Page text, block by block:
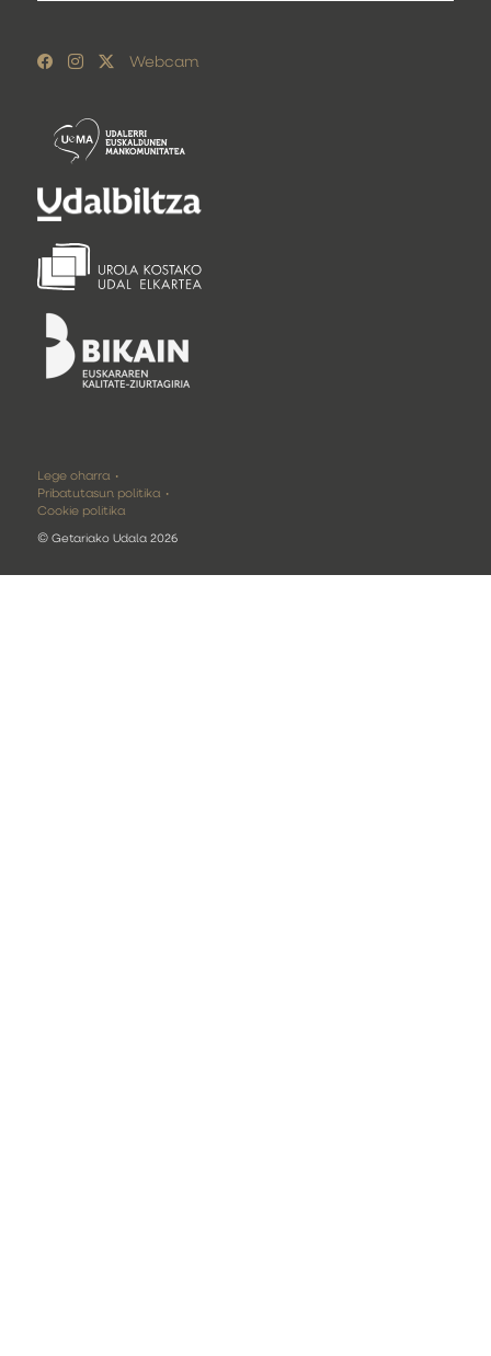
Webcam
Lege oharra
Pribatutasun politika
Cookie politika
©Getariako Udala 2026